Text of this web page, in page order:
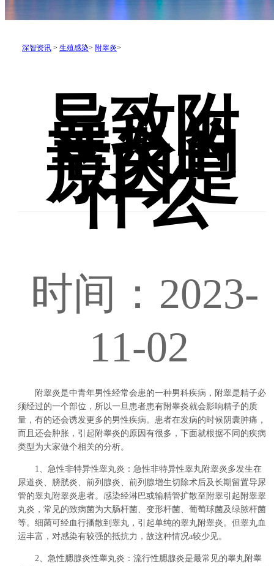
深智资讯 > 生殖感染> 附睾炎>
导致附
睾炎的
原因是
什么
时间：2023-
11-02
附睾炎是中青年男性经常会患的一种男科疾病，附睾是精子必
须经过的一个部位，所以一旦患者患有附睾炎就会影响精子的质
量，有的还会诱发更多的男性疾病。患者在发病的时候阴囊肿痛，
而且还会肿胀，引起附睾炎的原因有很多，下面就根据不同的疾病
类型为大家做个相关的分析。
1、急性非特异性睾丸炎：急性非特异性睾丸附睾炎多发生在
尿道炎、膀胱炎、前列腺炎、前列腺增生切除术后及长期留置导尿
管的睾丸附睾炎患者。感染经淋巴或输精管扩散至附睾引起附睾睾
丸炎，常见的致病菌为大肠杆菌、变形杆菌、葡萄球菌及绿脓杆菌
等。细菌可经血行播散到睾丸，引起单纯的睾丸附睾炎。但睾丸血
运丰富，对感染有较强的抵抗力，故这种情况a较少见。
2、急性腮腺炎性睾丸炎：流行性腮腺炎是最常见的睾丸附睾